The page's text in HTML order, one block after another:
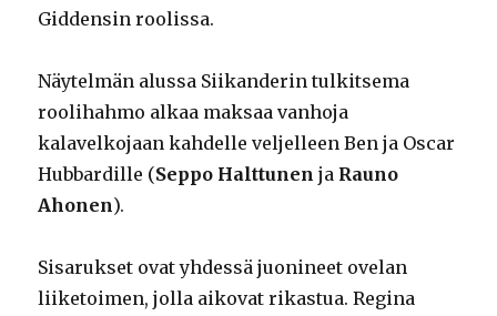
Giddensin roolissa.
Näytelmän alussa Siikanderin tulkitsema
roolihahmo alkaa maksaa vanhoja
kalavelkojaan kahdelle veljelleen Ben ja Oscar
Hubbardille (Seppo Halttunen ja Rauno
Ahonen).
Sisarukset ovat yhdessä juonineet ovelan
liiketoimen, jolla aikovat rikastua. Regina